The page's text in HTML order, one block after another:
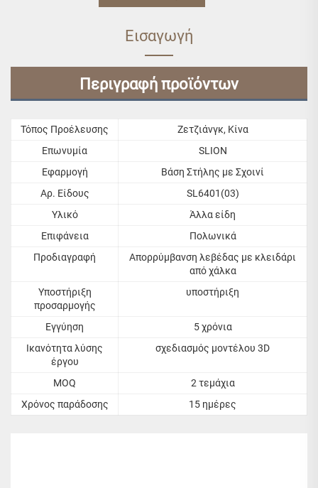
Εισαγωγή
Περιγραφή προϊόντων
Τόπος Προέλευσης
Ζετζιάνγκ, Κίνα
Επωνυμία
SLION
Εφαρμογή
Βάση Στήλης με Σχοινί
Αρ. Είδους
SL6401(03)
Υλικό
Άλλα είδη
Επιφάνεια
Πολωνικά
Προδιαγραφή
Απορρύμβανση λεβέδας με κλειδάρι
από χάλκα
Υποστήριξη
προσαρμογής
υποστήριξη
Εγγύηση
5 χρόνια
Ικανότητα λύσης
έργου
σχεδιασμός μοντέλου 3D
MOQ
2 τεμάχια
Χρόνος παράδοσης
15 ημέρες